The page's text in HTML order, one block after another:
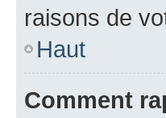
raisons de
Haut
Comment